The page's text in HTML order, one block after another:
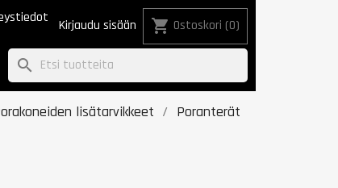
Kirjaudu sisään shopping_cart Ostoskori (0)
search
lisätarvikkeet Poranterät